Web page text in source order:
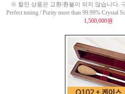
※ 할인 상품은 교환/환불이 되지 않습니다.
Perfect tuning / Purity more than 99.99% Crystal
1,500,000원